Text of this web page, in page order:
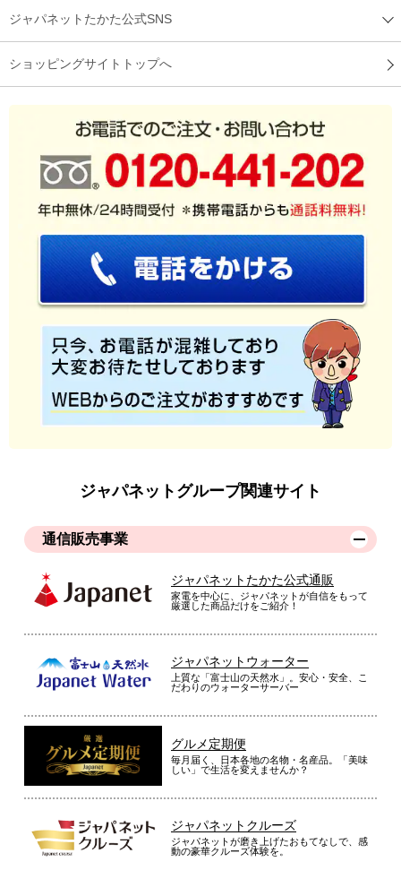
ジャパネットたかた公式SNS
ショッピングサイトトップへ
ジャパネットグループ関連サイト
通信販売事業
ジャパネットたかた公式通販
家電を中心に、ジャパネットが自信をもって
厳選した商品だけをご紹介！
ジャパネットウォーター
上質な「富士山の天然水」。安心・安全、こ
だわりのウォーターサーバー
グルメ定期便
毎月届く、日本各地の名物・名産品。「美味
しい」で生活を変えませんか？
ジャパネットクルーズ
ジャパネットが磨き上げたおもてなしで、感
動の豪華クルーズ体験を。